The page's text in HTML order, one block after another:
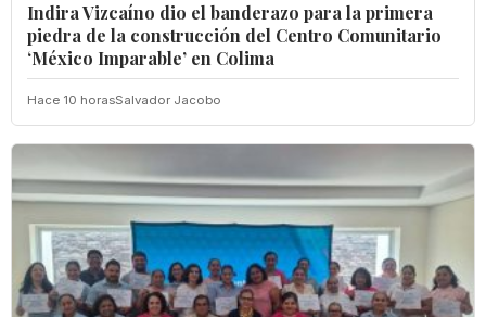
Indira Vizcaíno dio el banderazo para la primera
piedra de la construcción del Centro Comunitario
‘México Imparable’ en Colima
Hace 10 horasSalvador Jacobo